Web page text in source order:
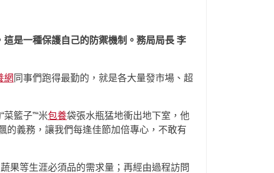
是一種保護自己的防禦機制。務局局長 李
網 同事們跑得最勤的，就是各大量發市場、超
籃子”“米包養袋張水瓶猛地衝出地下室，他
的義務，讓我們每逢佳節加倍專心，不敢有
果等生涯必須品的需求量；再經由過程訪問